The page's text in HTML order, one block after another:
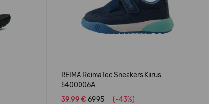
REIMA ReimaTec Sneakers Kiirus
5400006A
39,99 € 69.95 (-43%)